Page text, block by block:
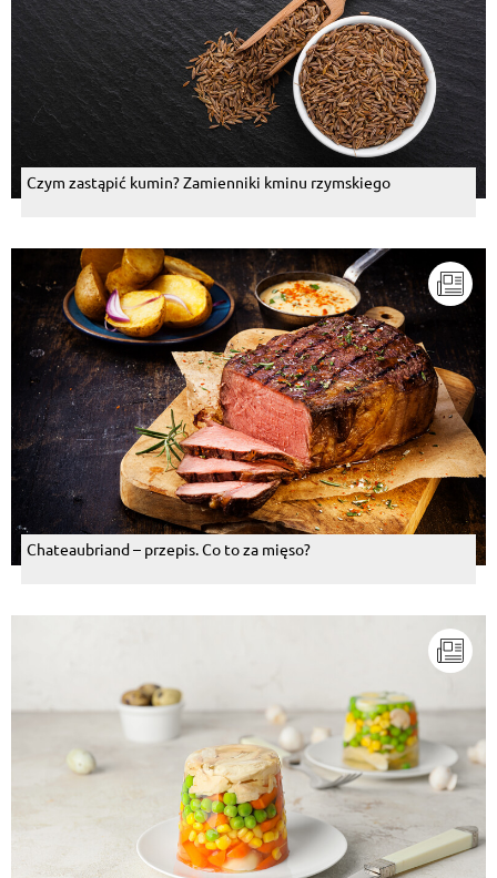
Czym zastąpić kumin? Zamienniki kminu rzymskiego
Chateaubriand – przepis. Co to za mięso?